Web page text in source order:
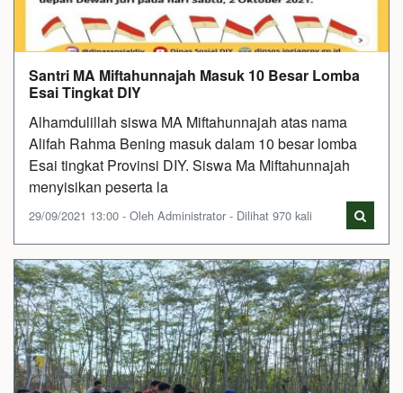
Santri MA Miftahunnajah Masuk 10 Besar Lomba
Esai Tingkat DIY
Alhamdulillah siswa MA Miftahunnajah atas nama
Alifah Rahma Bening masuk dalam 10 besar lomba
Esai tingkat Provinsi DIY. Siswa Ma Miftahunnajah
menyisikan peserta la
29/09/2021 13:00 - Oleh Administrator - Dilihat 970 kali